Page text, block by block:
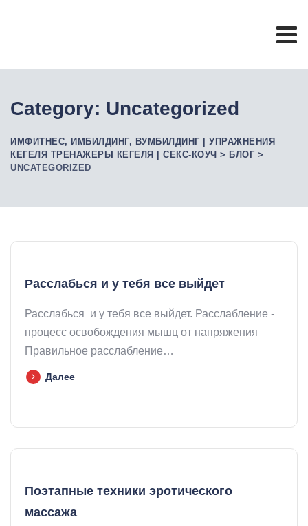
Category: Uncategorized
ИМФИТНЕС, ИМБИЛДИНГ, ВУМБИЛДИНГ | УПРАЖНЕНИЯ
КЕГЕЛЯ ТРЕНАЖЕРЫ КЕГЕЛЯ | СЕКС-КОУЧ > БЛОГ >
UNCATEGORIZED
Расслабься и у тебя все выйдет
Расслабься и у тебя все выйдет. Расслабление -
процесс освобождения мышц от напряжения
Правильное расслабление…
Далее
Поэтапные техники эротического
массажа